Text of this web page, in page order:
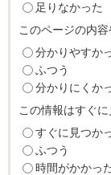
足りなかった
このページの内
分かりやすか
ふつう
分かりにくか
この情報はすぐ
すぐに見つか
ふつう
時間がかかっ